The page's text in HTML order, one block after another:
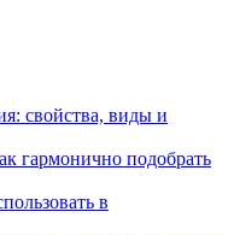
свойства, виды и
гармонично подобрать
в